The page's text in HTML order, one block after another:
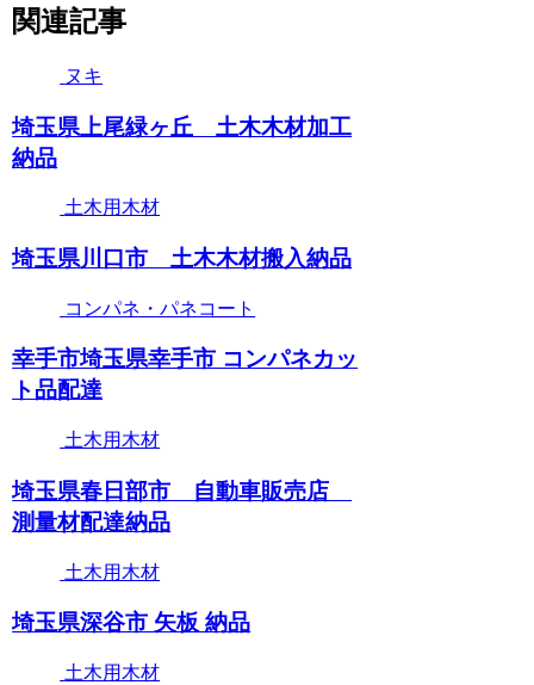
関連記事
ヌキ
埼玉県上尾緑ヶ丘 土木木材加工
納品
土木用木材
埼玉県川口市 土木木材搬入納品
コンパネ・パネコート
幸手市埼玉県幸手市 コンパネカッ
ト品配達
土木用木材
埼玉県春日部市 自動車販売店
測量材配達納品
土木用木材
埼玉県深谷市 矢板 納品
土木用木材